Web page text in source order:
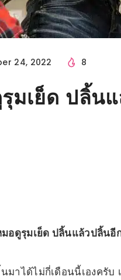
24, 2022 8
มเย็ด ปลิ้น
มอดูรุมเย็ด ปลิ้นแล้วปลิ้นอี
นมาได้ไม่กี่เดือนนี้เองครั